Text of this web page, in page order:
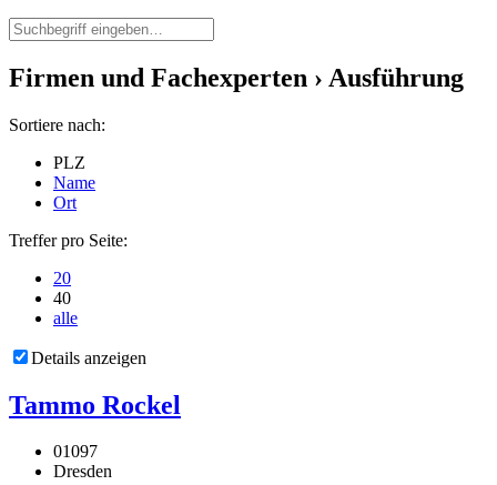
Firmen und Fachexperten › Ausführung
Sortiere nach:
PLZ
Name
Ort
Treffer pro Seite:
20
40
alle
Details anzeigen
Tammo Rockel
01097
Dresden